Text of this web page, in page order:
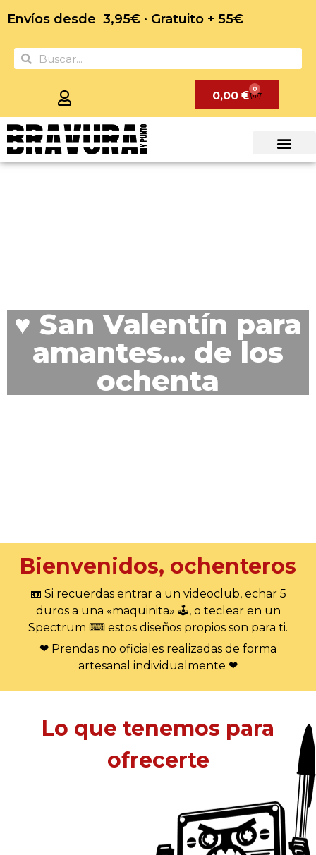
Envíos desde 3,95€ · Gratuito + 55€
0,00€ 0
♥ San Valentín para
amantes... de los
ochenta
Bienvenidos, ochenteros
📼 Si recuerdas entrar a un videoclub, echar 5
duros a una «maquinita» 🕹️, o teclear en un
Spectrum ⌨ estos diseños propios son para ti.
❤ Prendas no oficiales realizadas de forma
artesanal individualmente ❤
Lo que tenemos para
ofrecerte